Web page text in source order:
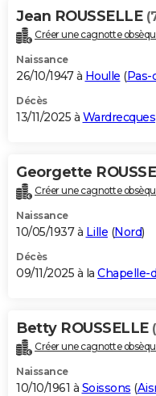
Jean ROUSSELLE
Créer une cagnotte
Naissance
26/10/1947 à Houlle (Pas-
Décès
13/11/2025 à Wardrecques
Georgette
Créer une cagnotte
Naissance
10/05/1937 à Lille (Nord)
Décès
09/11/2025 à la Chapelle-
Betty ROUSSELLE
Créer une cagnotte
Naissance
10/10/1961 à Soissons (